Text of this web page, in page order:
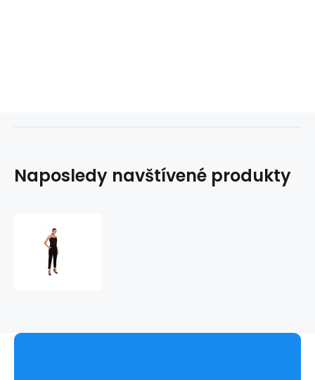
Naposledy navštívené produkty